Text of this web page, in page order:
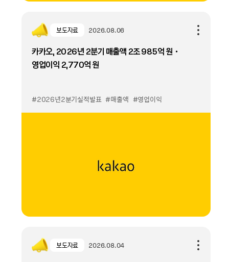
보도자료 2026.08.06
카카오, 2026년 2분기 매출액 2조 985억 원・
영업이익 2,770억 원
#2026년2분기실적발표 #매출액 #영업이익
보도자료 2026.08.04